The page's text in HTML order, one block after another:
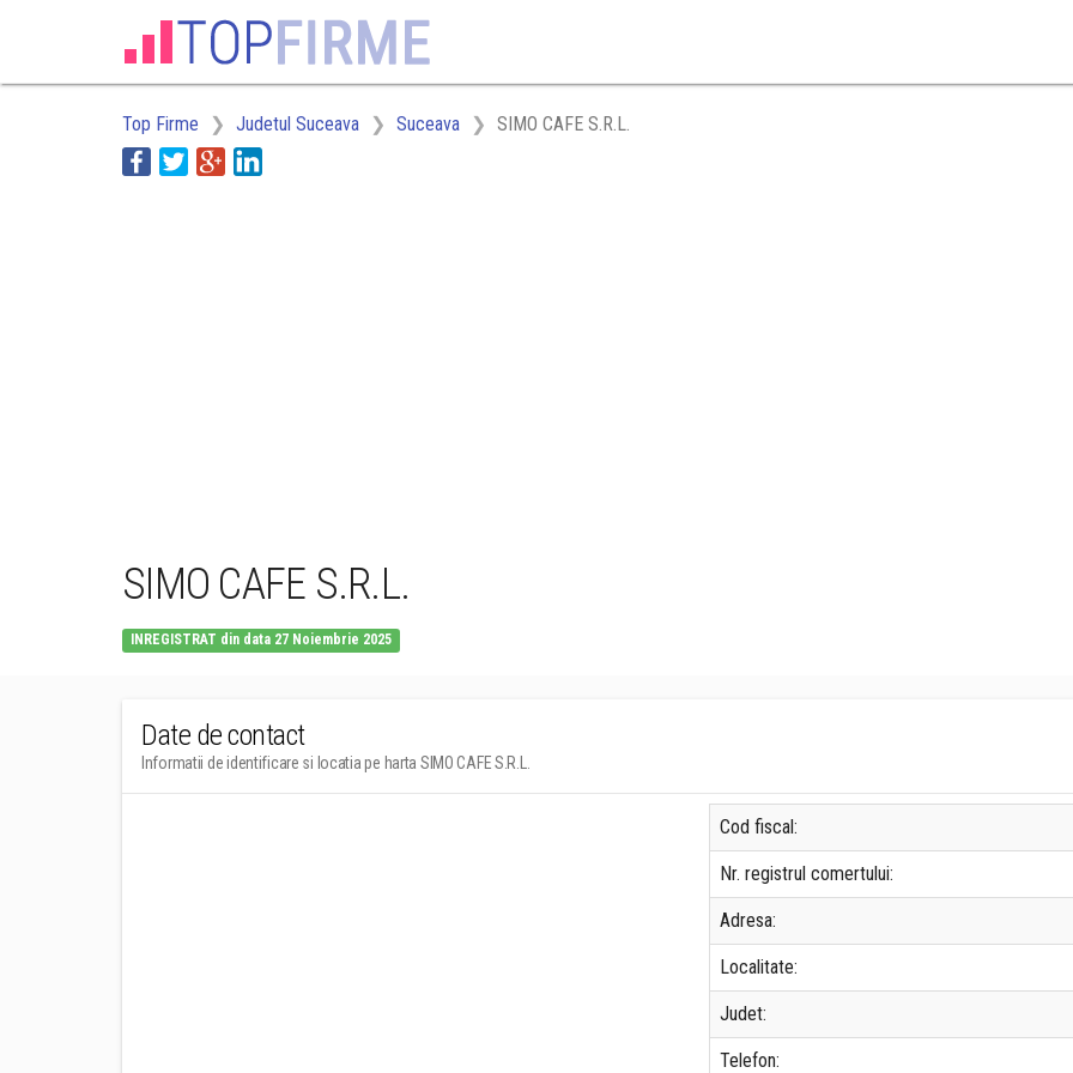
Top Firme Judetul Suceava Suceava SIMO CAFE S.R.L.
SIMO CAFE S.R.L.
INREGISTRAT din data 27 Noiembrie 2025
Date de contact
Informatii de identificare si locatia pe harta SIMO CAFE S.R.L.
Cod fiscal:
Nr. registrul comertului:
Adresa:
Localitate:
Judet:
Telefon: